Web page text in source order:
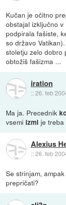
Kučan je očitno
obstajal izključno
podpirala fašiste,
so državo
stoletju zelo dobro
obtožiš fašizma ...
iration
::26. feb
Ma ja. Precednik
vsemi izmi je treba
Alexius
::26. feb
Se strinjam,
prepričati?